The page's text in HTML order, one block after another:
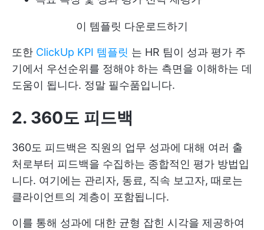
이 템플릿 다운로드하기
또한 ClickUp KPI 템플릿 는 HR 팀이 성과 평가 주
기에서 우선순위를 정해야 하는 측면을 이해하는 데
도움이 됩니다. 정말 필수품입니다.
2. 360도 피드백
360도 피드백은 직원의 업무 성과에 대해 여러 출
처로부터 피드백을 수집하는 종합적인 평가 방법입
니다. 여기에는 관리자, 동료, 직속 보고자, 때로는
클라이언트의 계층이 포함됩니다.
이를 통해 성과에 대한 균형 잡힌 시각을 제공하여